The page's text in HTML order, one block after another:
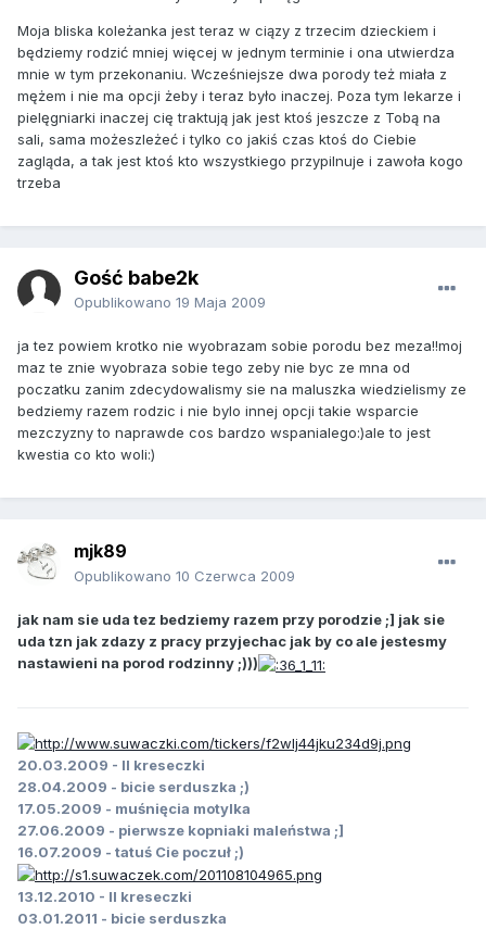
Moja bliska koleżanka jest teraz w ciązy z trzecim dzieckiem i
będziemy rodzić mniej więcej w jednym terminie i ona utwierdza
mnie w tym przekonaniu. Wcześniejsze dwa porody też miała z
mężem i nie ma opcji żeby i teraz było inaczej. Poza tym lekarze i
pielęgniarki inaczej cię traktują jak jest ktoś jeszcze z Tobą na
sali, sama możeszleżeć i tylko co jakiś czas ktoś do Ciebie
zagląda, a tak jest ktoś kto wszystkiego przypilnuje i zawoła kogo
trzeba
Gość babe2k
Opublikowano 19 Maja 2009
ja tez powiem krotko nie wyobrazam sobie porodu bez meza!!moj
maz te znie wyobraza sobie tego zeby nie byc ze mna od
poczatku zanim zdecydowalismy sie na maluszka wiedzielismy ze
bedziemy razem rodzic i nie bylo innej opcji takie wsparcie
mezczyzny to naprawde cos bardzo wspanialego:)ale to jest
kwestia co kto woli:)
mjk89
Opublikowano 10 Czerwca 2009
jak nam sie uda tez bedziemy razem przy porodzie ;] jak sie
uda tzn jak zdazy z pracy przyjechac jak by co ale jestesmy
nastawieni na porod rodzinny ;)))
20.03.2009 - II kreseczki
28.04.2009 - bicie serduszka ;)
17.05.2009 - muśnięcia motylka
27.06.2009 - pierwsze kopniaki maleństwa ;]
16.07.2009 - tatuś Cie poczuł ;)
13.12.2010 - II kreseczki
03.01.2011 - bicie serduszka